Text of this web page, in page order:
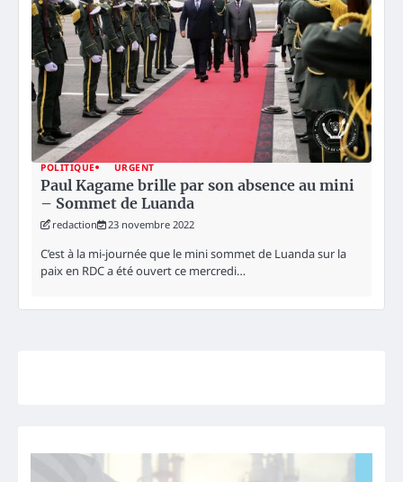
POLITIQUE URGENT
Paul Kagame brille par son absence au mini
– Sommet de Luanda
redaction 23 novembre 2022
C’est à la mi-journée que le mini sommet de Luanda sur la
paix en RDC a été ouvert ce mercredi…